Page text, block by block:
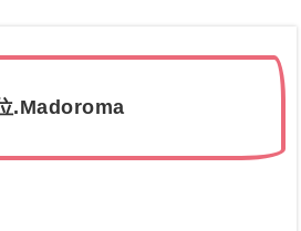
.Madoroma